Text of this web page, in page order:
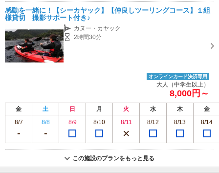
感動を一緒に！【シーカヤック】【仲良しツーリングコース】１組
様貸切 撮影サポート付き♪
カヌー・カヤック
2時間30分
オンラインカード決済専用
大人（中学生以上）
8,000円～
金 土 日 月 火 水 木
金
8/7
8/8 8/9 8/10 8/11 8/12 8/13 8/14
この施設のプランをもっと見る